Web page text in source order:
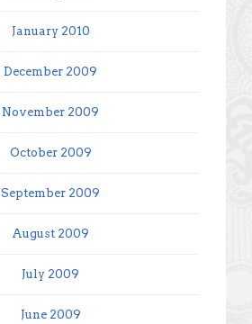
January 2010
December 2009
November 2009
October 2009
September 2009
August 2009
July 2009
June 2009